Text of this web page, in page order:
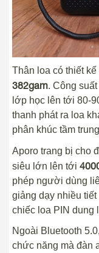
Thân loa có thiết
382gam. Công
lớp học lên tới 80-
thanh phát ra loa
phân khúc tầm
Aporo trang bị cho
siêu lớn lên tới
phép người dùng
giảng dạy nhiều
chiếc loa PIN dung
Ngoài Bluetooth
chức năng mà đàn